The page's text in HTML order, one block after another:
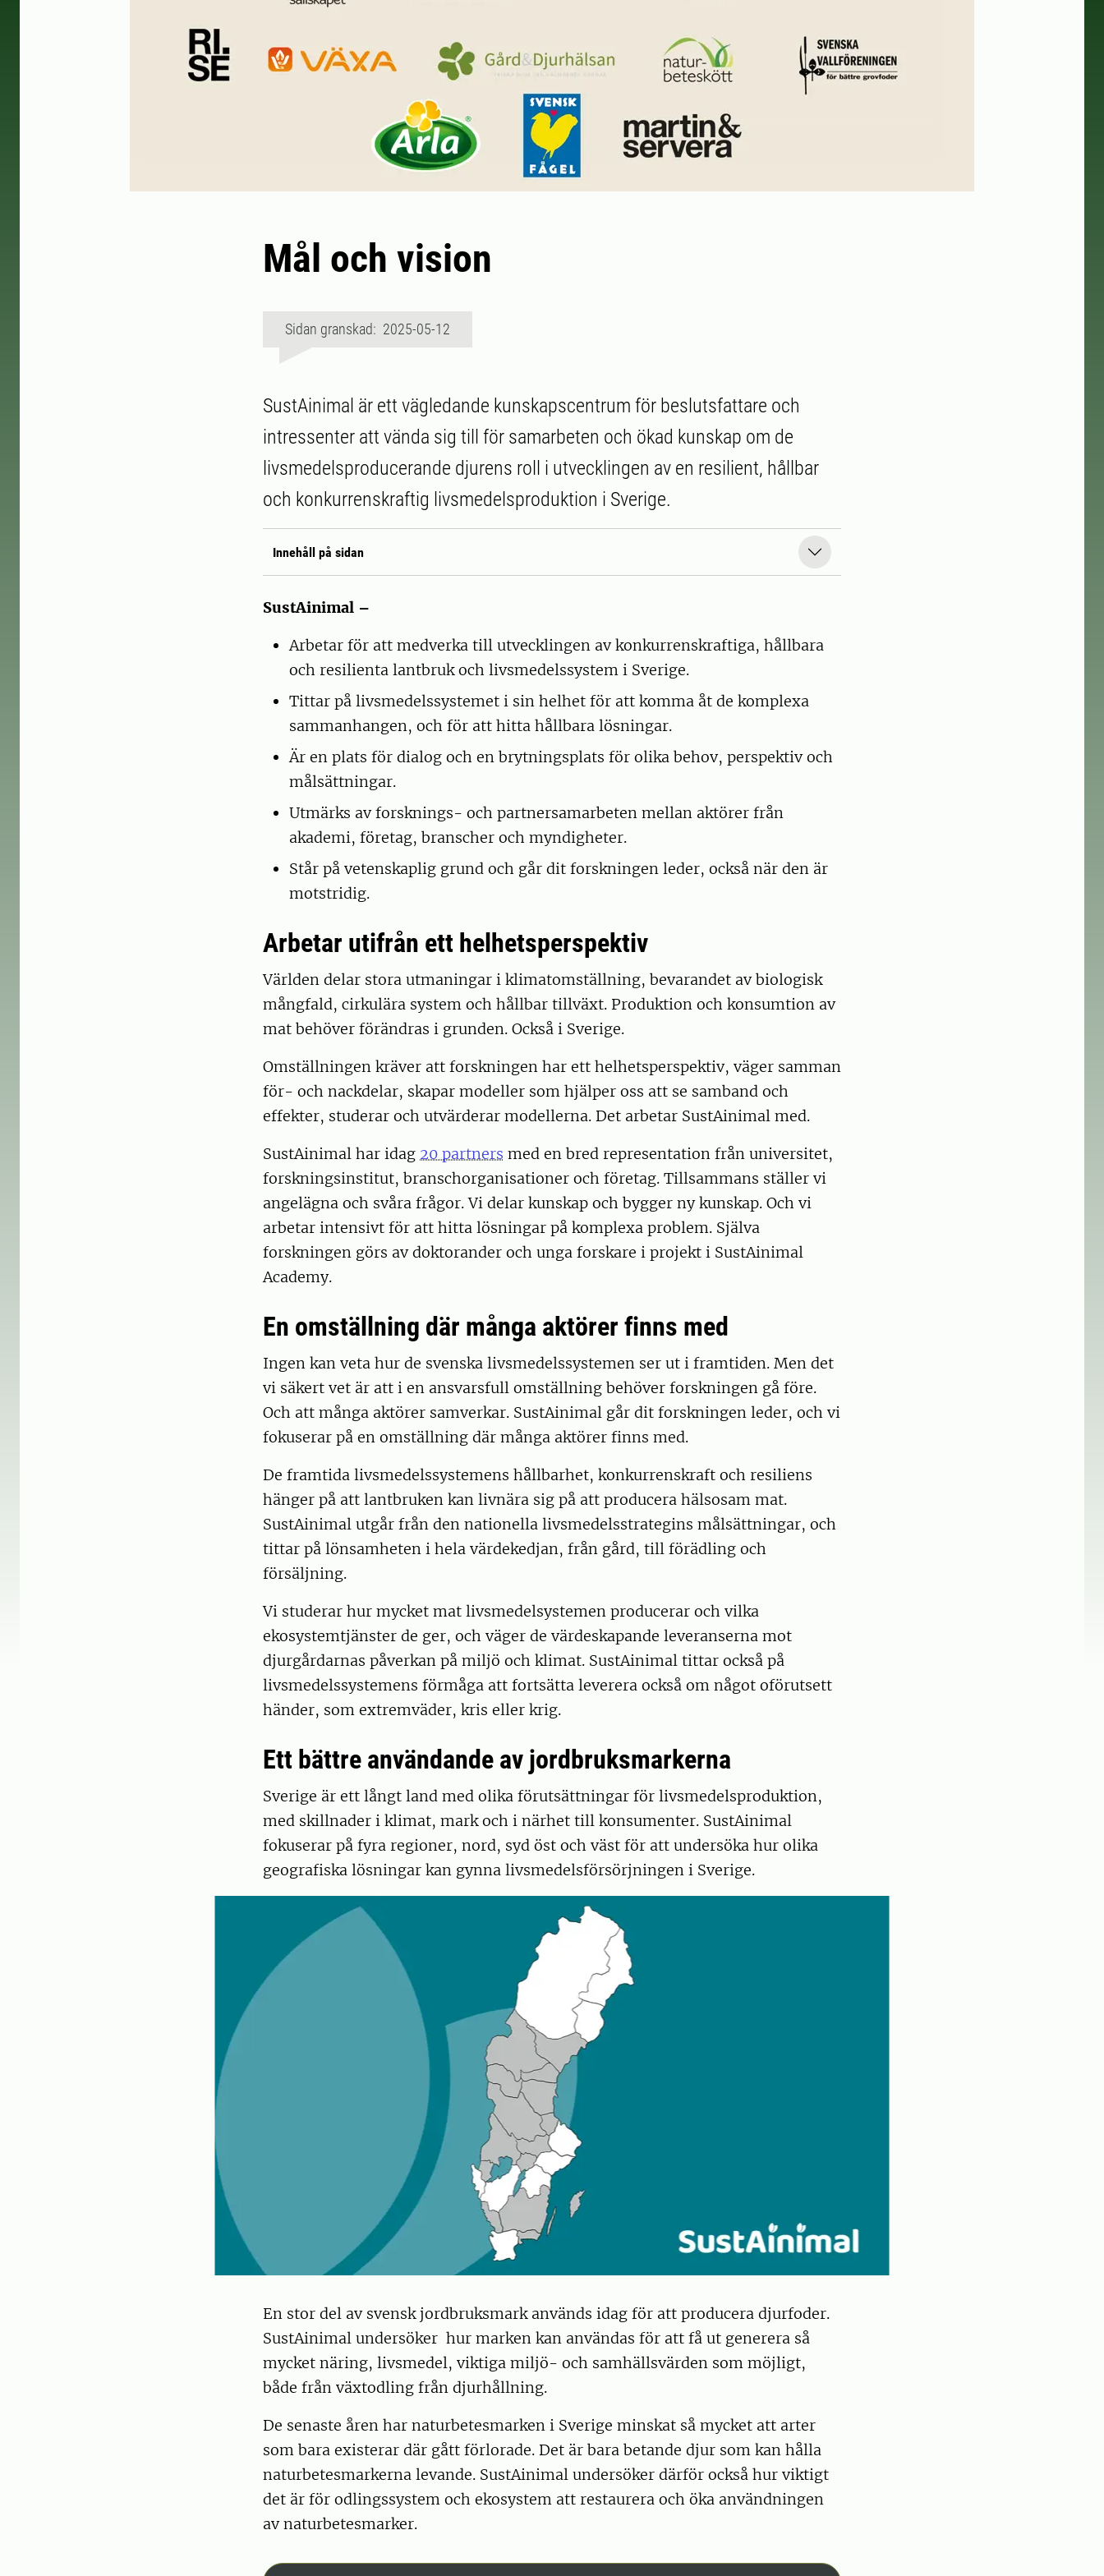
Mål och vision
Sidan granskad: 2025-05-12
SustAinimal är ett vägledande kunskapscentrum för beslutsfattare och
intressenter att vända sig till för samarbeten och ökad kunskap om de
livsmedelsproducerande djurens roll i utvecklingen av en resilient, hållbar
och konkurrenskraftig livsmedelsproduktion i Sverige.
Innehåll på sidan
SustAinimal –
Arbetar för att medverka till utvecklingen av konkurrenskraftiga, hållbara
och resilienta lantbruk och livsmedelssystem i Sverige.
Tittar på livsmedelssystemet i sin helhet för att komma åt de komplexa
sammanhangen, och för att hitta hållbara lösningar.
Är en plats för dialog och en brytningsplats för olika behov, perspektiv och
målsättningar.
Utmärks av forsknings- och partnersamarbeten mellan aktörer från
akademi, företag, branscher och myndigheter.
Står på vetenskaplig grund och går dit forskningen leder, också när den är
motstridig.
Arbetar utifrån ett helhetsperspektiv
Världen delar stora utmaningar i klimatomställning, bevarandet av biologisk
mångfald, cirkulära system och hållbar tillväxt. Produktion och konsumtion av
mat behöver förändras i grunden. Också i Sverige.
Omställningen kräver att forskningen har ett helhetsperspektiv, väger samman
för- och nackdelar, skapar modeller som hjälper oss att se samband och
effekter, studerar och utvärderar modellerna. Det arbetar SustAinimal med.
SustAinimal har idag 20 partners med en bred representation från universitet,
forskningsinstitut, branschorganisationer och företag. Tillsammans ställer vi
angelägna och svåra frågor. Vi delar kunskap och bygger ny kunskap. Och vi
arbetar intensivt för att hitta lösningar på komplexa problem. Själva
forskningen görs av doktorander och unga forskare i projekt i SustAinimal
Academy.
En omställning där många aktörer finns med
Ingen kan veta hur de svenska livsmedelssystemen ser ut i framtiden. Men det
vi säkert vet är att i en ansvarsfull omställning behöver forskningen gå före.
Och att många aktörer samverkar. SustAinimal går dit forskningen leder, och vi
fokuserar på en omställning där många aktörer finns med.
De framtida livsmedelssystemens hållbarhet, konkurrenskraft och resiliens
hänger på att lantbruken kan livnära sig på att producera hälsosam mat.
SustAinimal utgår från den nationella livsmedelsstrategins målsättningar, och
tittar på lönsamheten i hela värdekedjan, från gård, till förädling och
försäljning.
Vi studerar hur mycket mat livsmedelsystemen producerar och vilka
ekosystemtjänster de ger, och väger de värdeskapande leveranserna mot
djurgårdarnas påverkan på miljö och klimat. SustAinimal tittar också på
livsmedelssystemens förmåga att fortsätta leverera också om något oförutsett
händer, som extremväder, kris eller krig.
Ett bättre användande av jordbruksmarkerna
Sverige är ett långt land med olika förutsättningar för livsmedelsproduktion,
med skillnader i klimat, mark och i närhet till konsumenter. SustAinimal
fokuserar på fyra regioner, nord, syd öst och väst för att undersöka hur olika
geografiska lösningar kan gynna livsmedelsförsörjningen i Sverige.
En stor del av svensk jordbruksmark används idag för att producera djurfoder.
SustAinimal undersöker hur marken kan användas för att få ut generera så
mycket näring, livsmedel, viktiga miljö- och samhällsvärden som möjligt,
både från växtodling från djurhållning.
De senaste åren har naturbetesmarken i Sverige minskat så mycket att arter
som bara existerar där gått förlorade. Det är bara betande djur som kan hålla
naturbetesmarkerna levande. SustAinimal undersöker därför också hur viktigt
det är för odlingssystem och ekosystem att restaurera och öka användningen
av naturbetesmarker.